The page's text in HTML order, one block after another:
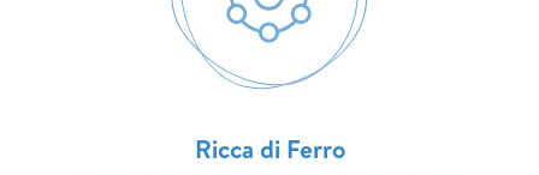
Ricca di Ferro